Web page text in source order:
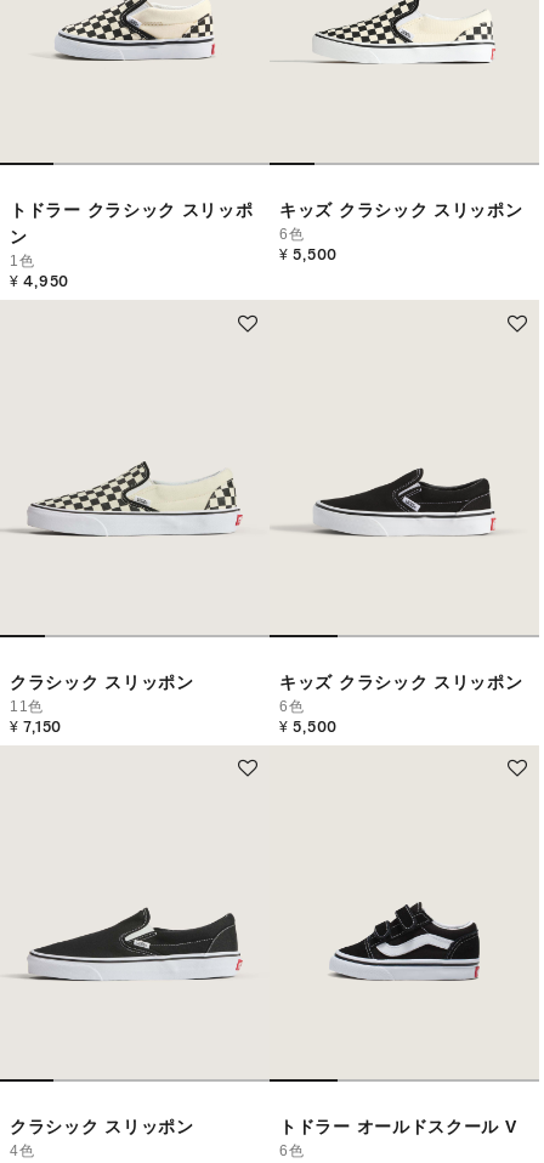
トドラー クラシック スリッポ
ン
1色
¥ 4,950
キッズ クラシック スリッポン
6色
¥ 5,500
クラシック スリッポン
11色
¥ 7,150
キッズ クラシック スリッポン
6色
¥ 5,500
クラシック スリッポン
4色
トドラー オールドスクール V
6色